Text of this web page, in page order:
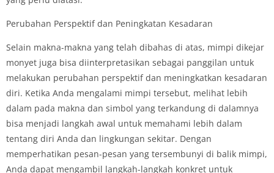
Perubahan Perspektif dan Peningkatan Kesadaran
Selain makna-makna yang telah dibahas di atas, mimpi dikejar
monyet juga bisa diinterpretasikan sebagai panggilan untuk
melakukan perubahan perspektif dan meningkatkan kesadaran
diri. Ketika Anda mengalami mimpi tersebut, melihat lebih
dalam pada makna dan simbol yang terkandung di dalamnya
bisa menjadi langkah awal untuk memahami lebih dalam
tentang diri Anda dan lingkungan sekitar. Dengan
memperhatikan pesan-pesan yang tersembunyi di balik mimpi,
Anda dapat mengambil langkah-langkah konkret untuk